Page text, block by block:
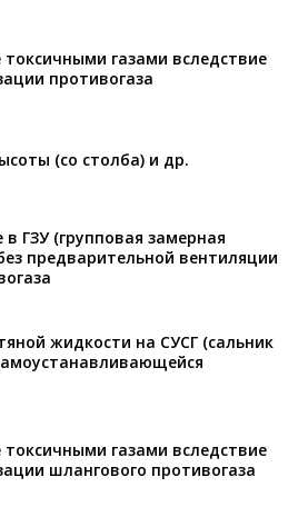
газами вследствие
противогаза
(со столба) и др.
ГЗУ (групповая замерная
предварительной вентиляции
жидкости на СУСГ (сальник
газами вследствие
шлангового противогаза